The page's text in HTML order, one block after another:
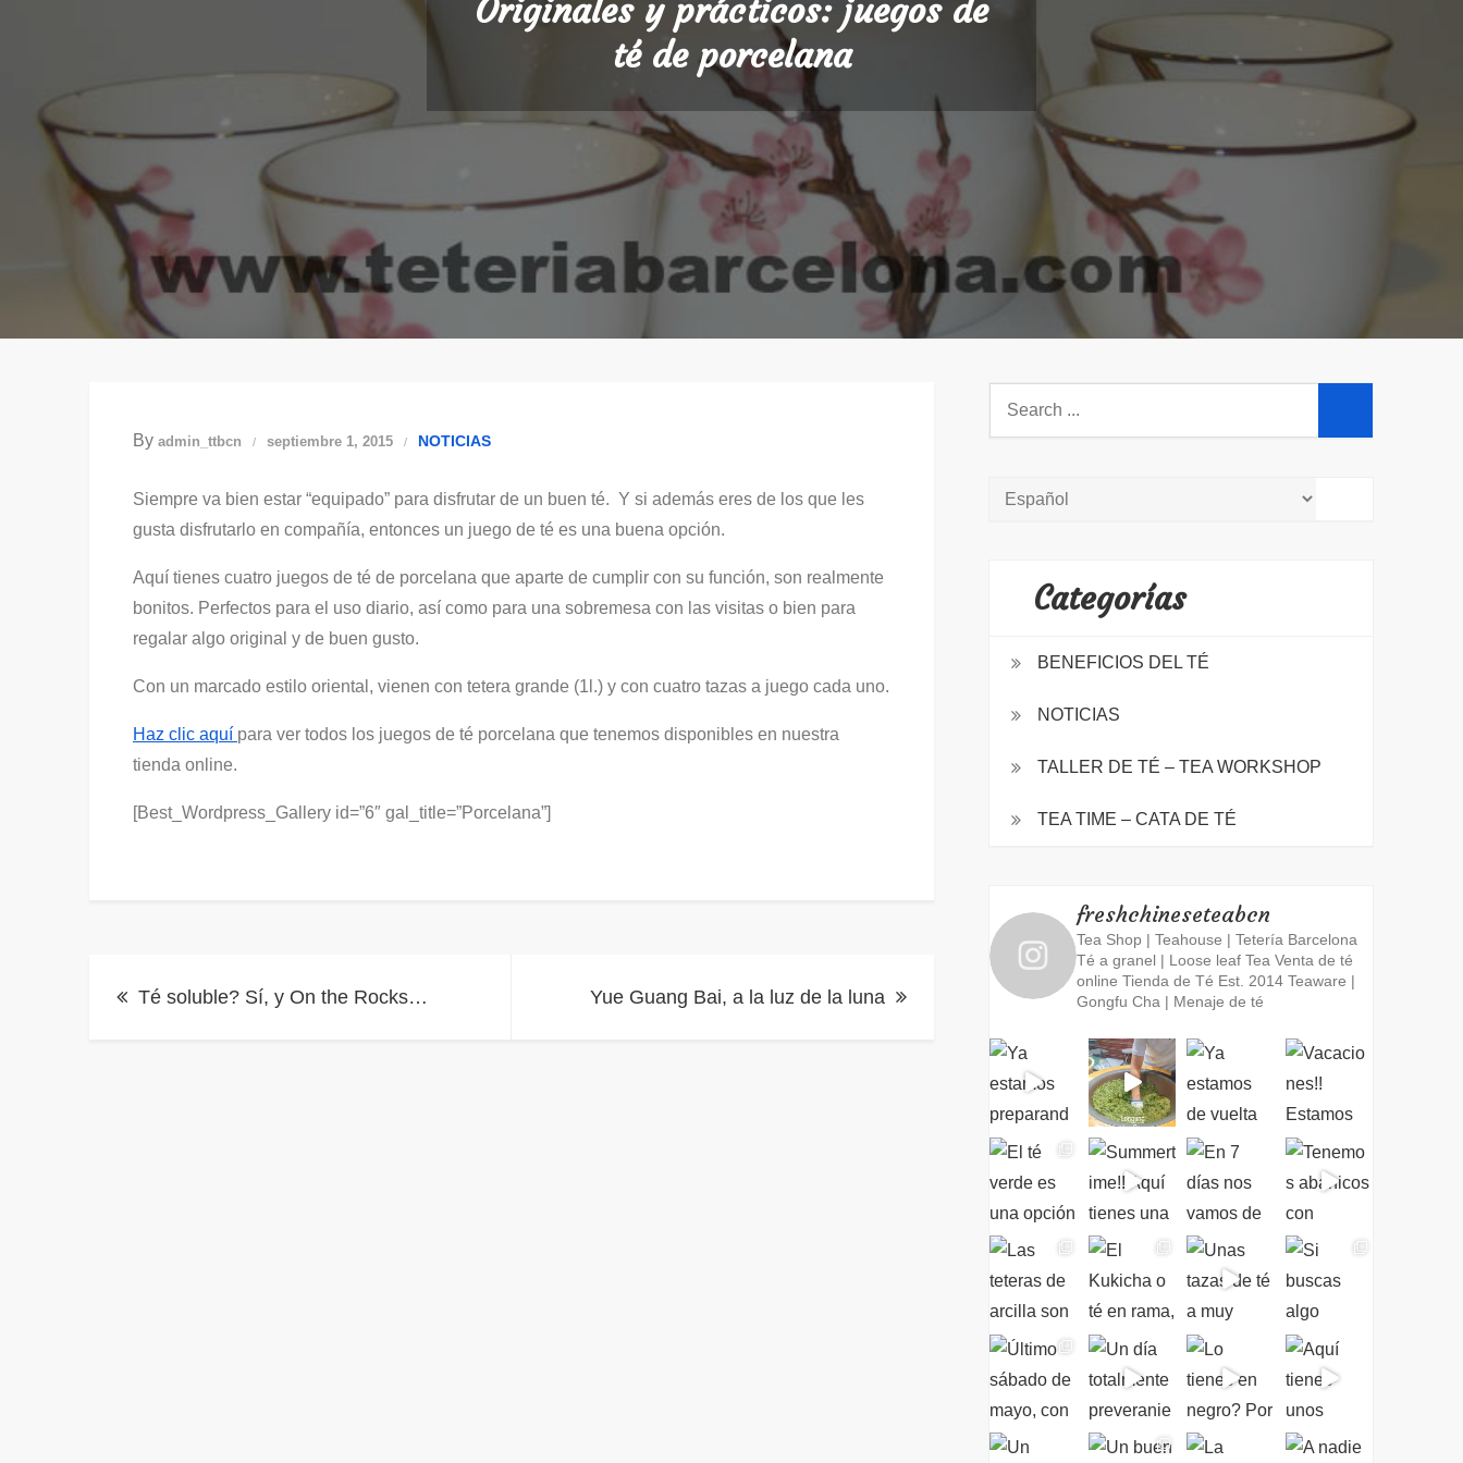
Originales y prácticos: juegos de
té de porcelana
By admin_ttbcn septiembre 1, 2015 NOTICIAS
Siempre va bien estar “equipado” para disfrutar de un buen té. Y si además eres de los que les
gusta disfrutarlo en compañía, entonces un juego de té es una buena opción.
Aquí tienes cuatro juegos de té de porcelana que aparte de cumplir con su función, son realmente
bonitos. Perfectos para el uso diario, así como para una sobremesa con las visitas o bien para
regalar algo original y de buen gusto.
Con un marcado estilo oriental, vienen con tetera grande (1l.) y con cuatro tazas a juego cada uno.
Haz clic aquí para ver todos los juegos de té porcelana que tenemos disponibles en nuestra
tienda online.
[Best_Wordpress_Gallery id=”6″ gal_title=”Porcelana”]
Navegación
Té soluble? Sí, y On the Rocks… Yue Guang Bai, a la luz de la luna
Categorías
BENEFICIOS DEL TÉ
NOTICIAS
TALLER DE TÉ – TEA WORKSHOP
TEA TIME – CATA DE TÉ
freshchineseteabcn
Tea Shop | Teahouse | Tetería Barcelona
Té a granel | Loose leaf Tea Venta de té
online Tienda de Té Est. 2014 Teaware |
Gongfu Cha | Menaje de té